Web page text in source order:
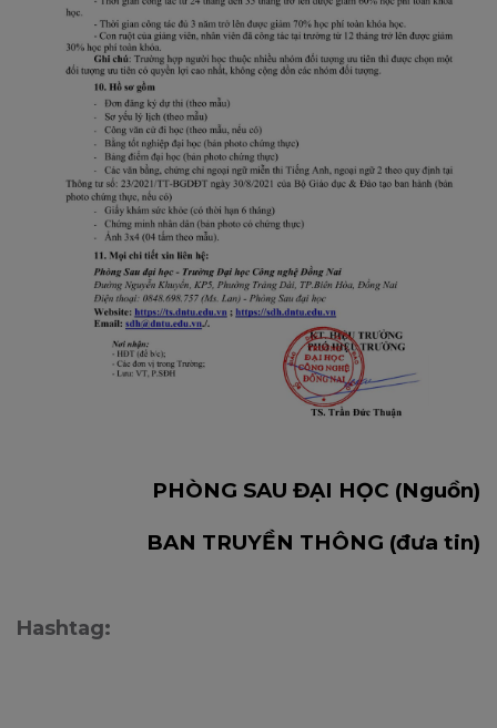
PHÒNG SAU ĐẠI HỌC (Nguồn)
BAN TRUYỀN THÔNG (đưa tin)
Hashtag: